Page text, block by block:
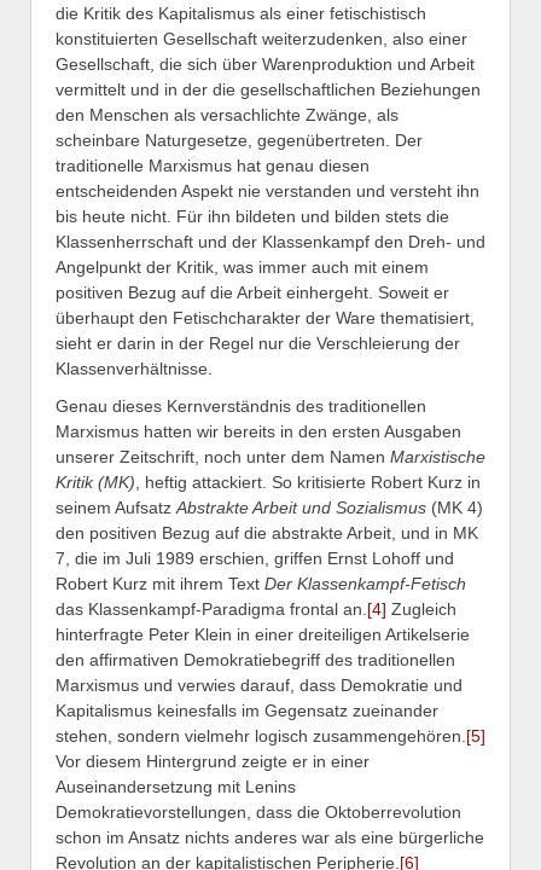
die Kritik des Kapitalismus als einer fetischistisch
konstituierten Gesellschaft weiterzudenken, also einer
Gesellschaft, die sich über Warenproduktion und Arbeit
vermittelt und in der die gesellschaftlichen Beziehungen
den Menschen als versachlichte Zwänge, als
scheinbare Naturgesetze, gegenübertreten. Der
traditionelle Marxismus hat genau diesen
entscheidenden Aspekt nie verstanden und versteht ihn
bis heute nicht. Für ihn bildeten und bilden stets die
Klassenherrschaft und der Klassenkampf den Dreh- und
Angelpunkt der Kritik, was immer auch mit einem
positiven Bezug auf die Arbeit einhergeht. Soweit er
überhaupt den Fetischcharakter der Ware thematisiert,
sieht er darin in der Regel nur die Verschleierung der
Klassenverhältnisse.
Genau dieses Kernverständnis des traditionellen
Marxismus hatten wir bereits in den ersten Ausgaben
unserer Zeitschrift, noch unter dem Namen Marxistische
Kritik (MK) , heftig attackiert. So kritisierte Robert Kurz in
seinem Aufsatz Abstrakte Arbeit und Sozialismus (MK 4)
den positiven Bezug auf die abstrakte Arbeit, und in MK
7, die im Juli 1989 erschien, griffen Ernst Lohoff und
Robert Kurz mit ihrem Text Der Klassenkampf-Fetisch
das Klassenkampf-Paradigma frontal an. [4] Zugleich
hinterfragte Peter Klein in einer dreiteiligen Artikelserie
den affirmativen Demokratiebegriff des traditionellen
Marxismus und verwies darauf, dass Demokratie und
Kapitalismus keinesfalls im Gegensatz zueinander
stehen, sondern vielmehr logisch zusammengehören. [5]
Vor diesem Hintergrund zeigte er in einer
Auseinandersetzung mit Lenins
Demokratievorstellungen, dass die Oktoberrevolution
schon im Ansatz nichts anderes war als eine bürgerliche
Revolution an der kapitalistischen Peripherie. [6]